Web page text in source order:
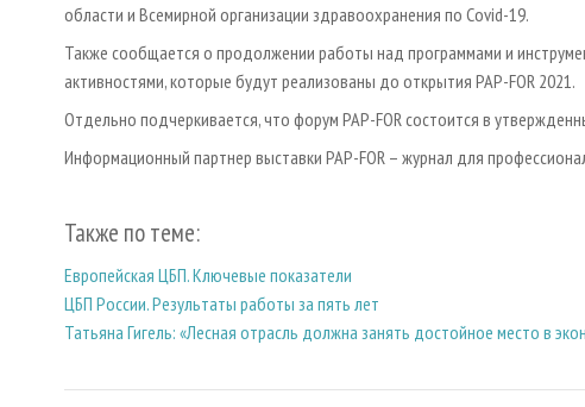
области и Всемирной организации здравоохранения по Covid-19.
Также сообщается о продолжении работы над программами и
активностями, которые будут реализованы до открытия PAP-FOR 2021.
Отдельно подчеркивается, что форум PAP-FOR состоится в
Информационный партнер выставки PAP-FOR – журнал для
Также по теме:
Европейская ЦБП. Ключевые показатели
ЦБП России. Результаты работы за пять лет
Татьяна Гигель: «Лесная отрасль должна занять достойное место в